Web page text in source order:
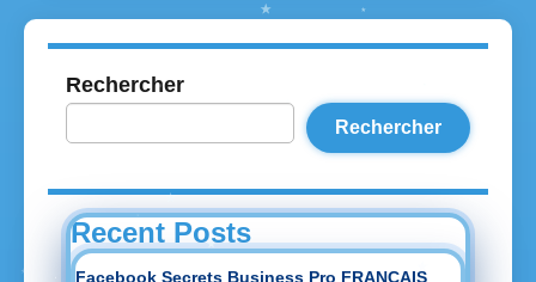
Rechercher
Rechercher
Recent Posts
Facebook Secrets Business Pro FRANCAIS